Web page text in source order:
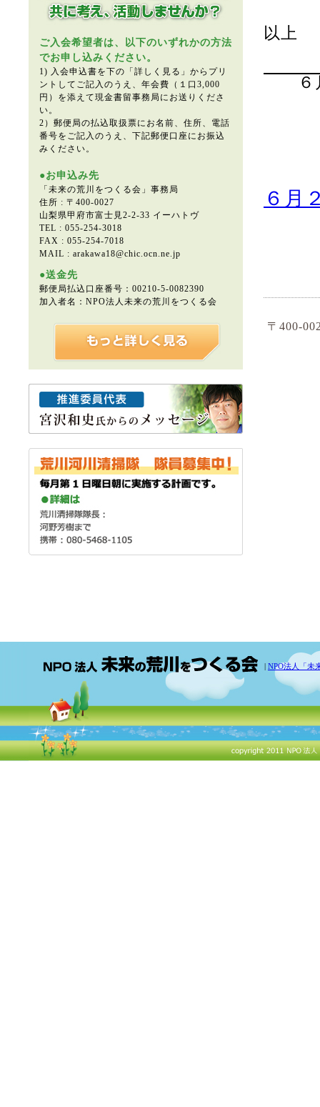
ご入会希望者は、以下のいずれかの方法
でお申し込みください。
1) 入会申込書を下の「詳しく見る」からプリ
ントしてご記入のうえ、年会費（１口3,000
円）を添えて現金書留事務局にお送りくださ
い。
2）郵便局の払込取扱票にお名前、住所、電話
番号をご記入のうえ、下記郵便口座にお振込
みください。
●お申込み先
「未来の荒川をつくる会」事務局
住所 : 〒400-0027
山梨県甲府市富士見2-2-33 イーハトヴ
TEL : 055-254-3018
FAX : 055-254-7018
MAIL : arakawa18@chic.ocn.ne.jp
●送金先
郵便局払込口座番号：00210-5-0082390
加入者名：NPO法人未来の荒川をつくる会
以上
６月
〒400-
| NPO法人「未